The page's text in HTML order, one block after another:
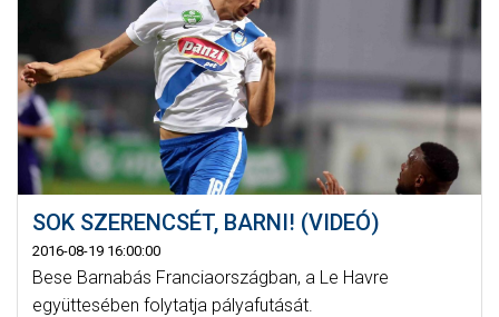
SOK SZERENCSÉT, BARNI! (VIDEÓ)
2016-08-19 16:00:00
Bese Barnabás Franciaországban, a Le Havre
együttesében folytatja pályafutását.